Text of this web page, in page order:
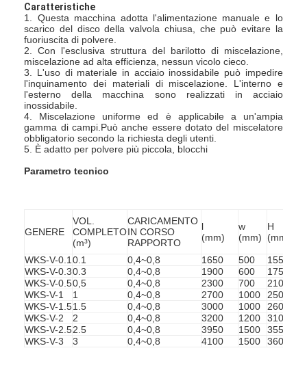
Caratteristiche
1. Questa macchina adotta l'alimentazione manuale e lo
scarico del disco della valvola chiusa, che può evitare la
fuoriuscita di polvere.
2. Con l'esclusiva struttura del barilotto di miscelazione,
miscelazione ad alta efficienza, nessun vicolo cieco.
3. L'uso di materiale in acciaio inossidabile può impedire
l'inquinamento dei materiali di miscelazione. L'interno e
l'esterno della macchina sono realizzati in acciaio
inossidabile.
4. Miscelazione uniforme ed è applicabile a un'ampia
gamma di campi.Può anche essere dotato del miscelatore
obbligatorio secondo la richiesta degli utenti.
5. È adatto per polvere più piccola, blocchi
Parametro tecnico
GENERE
VOL.
COMPLETO
(m³)
CARICAMENTO
IN CORSO
RAPPORTO
l
(mm)
w
(mm)
H
(mm)
WKS-V-0.1 0.1 0,4~0,8 1650 500 1550
WKS-V-0.30.3 0,4~0,8 1900 600 1750
WKS-V-0.50,5 0,4~0,8 2300 700 2100
WKS-V-1
1 0,4~0,8 2700 1000 2500
WKS-V-1.51.5 0,4~0,8 3000 1000 2600
WKS-V-2
2 0,4~0,8 3200 1200 3100
WKS-V-2.52.5 0,4~0,8 3950 1500 3550
WKS-V-3
3 0,4~0,8 4100 1500 3600